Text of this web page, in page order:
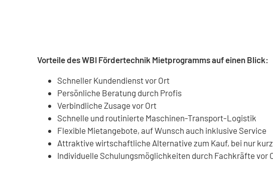
Vorteile des WBI Fördertechnik Mietprogramms auf einen Blick:
Schneller Kundendienst vor Ort
Persönliche Beratung durch Profis
Verbindliche Zusage vor Ort
Schnelle und routinierte Maschinen-Transport-Logistik
Flexible Mietangebote, auf Wunsch auch inklusive Service
Attraktive wirtschaftliche Alternative zum Kauf, bei nur
Individuelle Schulungsmöglichkeiten durch Fachkräfte vor